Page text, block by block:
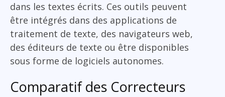
dans les textes écrits. Ces outils peuvent
être intégrés dans des applications de
traitement de texte, des navigateurs web,
des éditeurs de texte ou être disponibles
sous forme de logiciels autonomes.
Comparatif des Correcteurs